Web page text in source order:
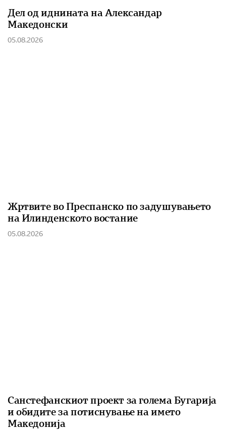
Дел од иднината на Александар
Македонски
05.08.2026
Жртвите во Преспанско по задушувањето
на Илинденското востание
05.08.2026
Санстефанскиот проект за голема Бугарија
и обидите за потиснување на името
Македонија